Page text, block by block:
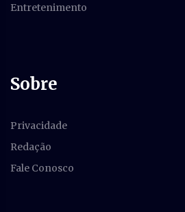
Entretenimento
Sobre
Privacidade
Redação
Fale Conosco